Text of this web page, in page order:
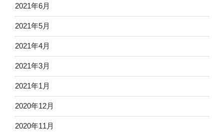
2021年6月
2021年5月
2021年4月
2021年3月
2021年1月
2020年12月
2020年11月